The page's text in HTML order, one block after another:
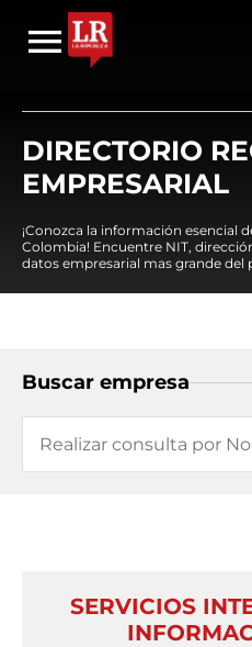
DIRECTORIO
EMPRESARIAL
¡Conozca la información esencial
Colombia! Encuentre NIT,
datos empresarial mas grande del
Buscar empresa
SERVICIOS